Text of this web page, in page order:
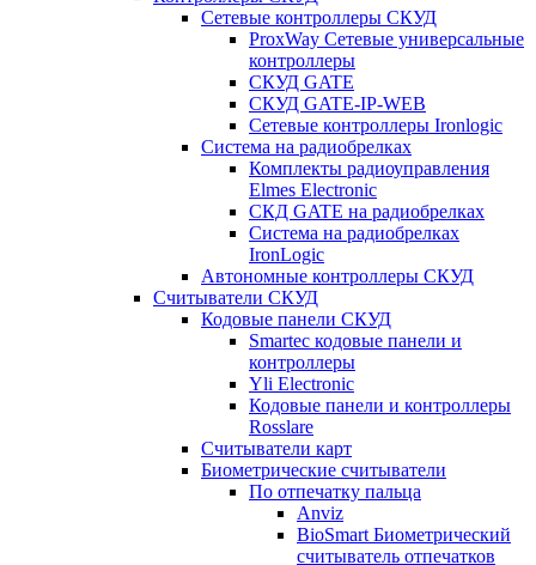
Сетевые контроллеры СКУД
ProxWay Сетевые универсальные
контроллеры
СКУД GATE
СКУД GATE-IP-WEB
Сетевые контроллеры Ironlogic
Система на радиобрелках
Комплекты радиоуправления
Elmes Electronic
СКД GATE на радиобрелках
Система на радиобрелках
IronLogic
Автономные контроллеры СКУД
Считыватели СКУД
Кодовые панели СКУД
Smartec кодовые панели и
контроллеры
Yli Electronic
Кодовые панели и контроллеры
Rosslare
Считыватели карт
Биометрические считыватели
По отпечатку пальца
Anviz
BioSmart Биометрический
считыватель отпечатков